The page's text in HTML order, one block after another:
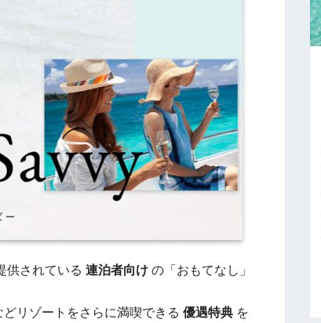
供されている 連泊者向け の「おもてなし」
どリゾートをさらに満喫できる 優遇特典 を